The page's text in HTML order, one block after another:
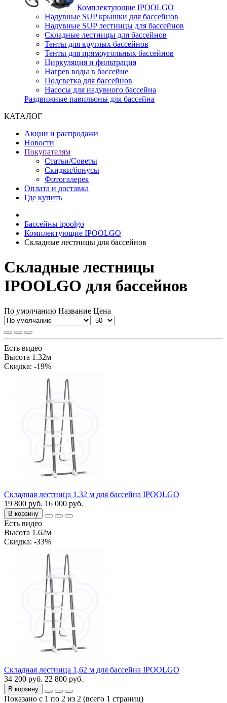
Комплектующие IPOOLGO
Надувные SUP крышки для бассейнов
Надувные SUP лестницы для бассейнов
Складные лестницы для бассейнов
Тенты для круглых бассейнов
Тенты для прямоугольных бассейнов
Циркуляция и фильтрация
Нагрев воды в бассейне
Подсветка для бассейнов
Насосы для надувного бассейна
Раздвижные павильоны для бассейна
КАТАЛОГ
Акции и распродажи
Новости
Покупателям
Статьи/Советы
Скидки/бонусы
Фотогалерея
Оплата и доставка
Где купить
Бассейны ipoolgo
Комплектующие IPOOLGO
Складные лестницы для бассейнов
Складные лестницы
IPOOLGO для бассейнов
По умолчанию Название Цена
Есть видео
Высота 1.32м
Cкидка: -19%
Складная лестница 1,32 м для бассейна IPOOLGO
19 800 руб. 16 000 руб.
В корзину
Есть видео
Высота 1.62м
Cкидка: -33%
Складная лестница 1,62 м для бассейна IPOOLGO
34 200 руб. 22 800 руб.
В корзину
Показано с 1 по 2 из 2 (всего 1 страниц)